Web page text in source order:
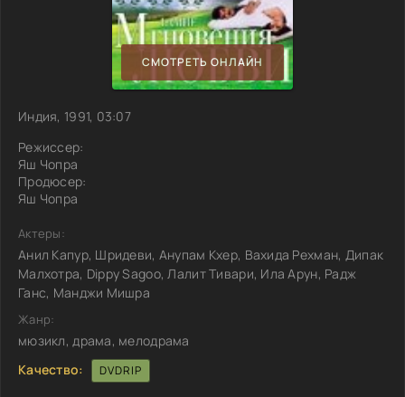
СМОТРЕТЬ ОНЛАЙН
Индия, 1991, 03:07
Режиссер:
Яш Чопра
Продюсер:
Яш Чопра
Актеры:
Анил Капур, Шридеви, Анупам Кхер, Вахида Рехман, Дипак
Малхотра, Dippy Sagoo, Лалит Тивари, Ила Арун, Радж
Ганс, Манджи Мишра
Жанр:
мюзикл, драма, мелодрама
Качество:
DVDRIP